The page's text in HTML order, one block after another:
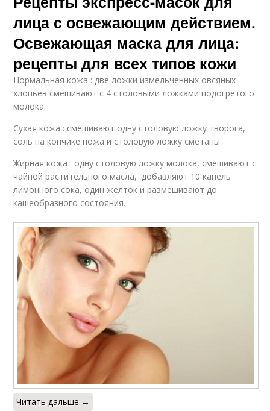
лица с освежающим действием.
Освежающая маска для лица:
рецепты для всех типов кожи
Нормальная кожа : две ложки измельченных овсяных
хлопьев смешивают с 4 столовыми ложками подогретого
молока.
Сухая кожа : смешивают одну столовую ложку творога,
соль на кончике ножа и столовую ложку сметаны.
Жирная кожа : одну столовую ложку молока, смешивают с
чайной растительного масла, добавляют 10 капель
лимонного сока, один желток и размешивают до
кашеобразного состояния.
Читать дальше →